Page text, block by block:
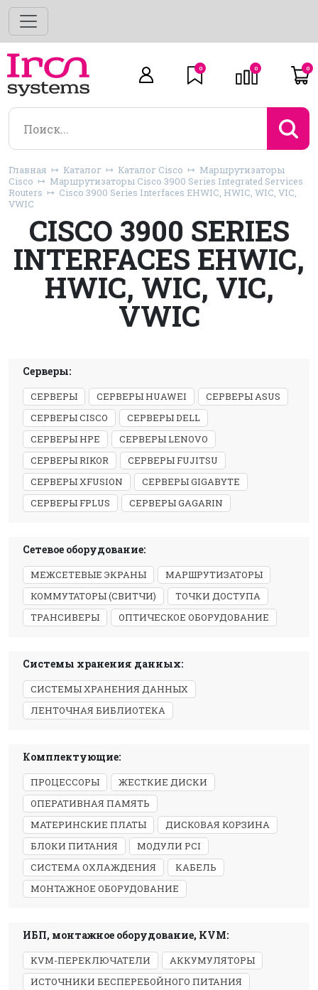
0 0 0
Главная Каталог Каталог Cisco
Маршрутизаторы
Cisco
Маршрутизаторы Cisco 3900 Series Integrated Services
Routers
Cisco 3900 Series Interfaces EHWIC, HWIC, WIC, VIC,
VWIC
CISCO 3900 SERIES
INTERFACES EHWIC,
HWIC, WIC, VIC,
VWIC
Серверы:
СЕРВЕРЫ СЕРВЕРЫ HUAWEI
СЕРВЕРЫ ASUS
СЕРВЕРЫ CISCO
СЕРВЕРЫ DELL
СЕРВЕРЫ HPE
СЕРВЕРЫ LENOVO
СЕРВЕРЫ RIKOR
СЕРВЕРЫ FUJITSU
СЕРВЕРЫ XFUSION
СЕРВЕРЫ GIGABYTE
СЕРВЕРЫ FPLUS
СЕРВЕРЫ GAGARIN
Сетевое оборудование:
МЕЖСЕТЕВЫЕ ЭКРАНЫ
МАРШРУТИЗАТОРЫ
КОММУТАТОРЫ (СВИТЧИ)
ТОЧКИ ДОСТУПА
ТРАНСИВЕРЫ
ОПТИЧЕСКОЕ ОБОРУДОВАНИЕ
Системы хранения данных:
СИСТЕМЫ ХРАНЕНИЯ ДАННЫХ
ЛЕНТОЧНАЯ БИБЛИОТЕКА
Комплектующие:
ПРОЦЕССОРЫ
ЖЕСТКИЕ ДИСКИ
ОПЕРАТИВНАЯ ПАМЯТЬ
МАТЕРИНСКИЕ ПЛАТЫ
ДИСКОВАЯ КОРЗИНА
БЛОКИ ПИТАНИЯ
МОДУЛИ PCI
СИСТЕМА ОХЛАЖДЕНИЯ
КАБЕЛЬ
МОНТАЖНОЕ ОБОРУДОВАНИЕ
ИБП, монтажное оборудование, KVM:
KVM-ПЕРЕКЛЮЧАТЕЛИ
АККУМУЛЯТОРЫ
ИСТОЧНИКИ БЕСПЕРЕБОЙНОГО ПИТАНИЯ